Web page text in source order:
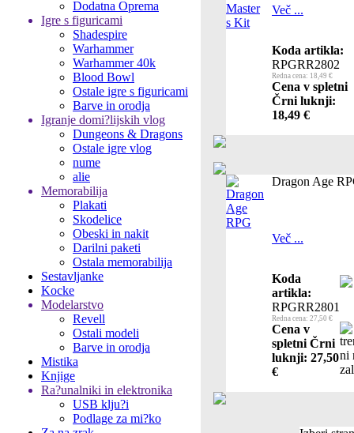
Dodatna Oprema
Igre s figuricami
Shadespire
Warhammer
Warhammer 40k
Blood Bowl
Ostale igre s figuricami
Barve in orodja
Igranje domi?lijskih vlog
Dungeons & Dragons
Ostale igre vlog
nume
alie
Memorabilija
Plakati
Skodelice
Obeski in nakit
Darilni paketi
Ostala memorabilija
Sestavljanke
Kocke
Modelarstvo
Revell
Ostali modeli
Barve in orodja
Mistika
Knjige
Ra?unalniki in elektronika
USB klju?i
Podlage za mi?ko
Več ...
Koda artikla:
RPGRR2802
Redna cena: 18,49 €
Cena v spletni
Črni luknji:
18,49 €
Dragon Age
Več ...
Koda
artikla:
RPGRR2801
Redna cena: 27,50 €
Cena v
spletni Črni
luknji: 27,50
€